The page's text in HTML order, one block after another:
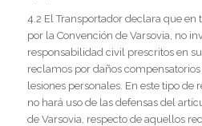
4.2 El Transportador declara que
por la Convención de Varsovia, no
responsabilidad civil prescritos en
reclamos por daños
lesiones personales. En este tipo de
no hará uso de las defensas del
de Varsovia, respecto de aquellos